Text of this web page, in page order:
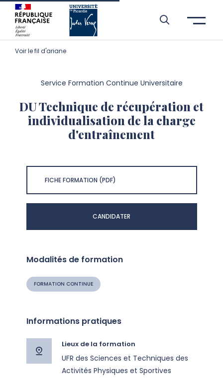
Aller à l’entête de page
Aller au menu principale
Aller au contenu principal
Aller à la recherche
Passer aux cookies
Aller au pied de page
Voir le fil d'ariane
Service Formation Continue Universitaire
DU Technique de récupération et
individualisation de la charge
d'entraînement
FICHE FORMATION (PDF)
CANDIDATER
Modalités de formation
FORMATION CONTINUE
Informations pratiques
Lieux de la formation
UFR des Sciences et Techniques des
Activités Physiques et Sportives